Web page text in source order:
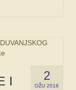
2
OŽU 2016
I